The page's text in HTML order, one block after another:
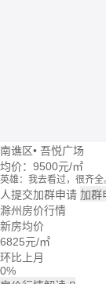
南谯区• 吾悦广场
均价： 9500元/㎡
英雄：我去看过，很齐全
牛转乾坤：这个楼盘价格
回忆：我建议你们去楼盘
大头：也可以直接咨询置
吃了么：什么时候大家一
蓝天：上周我已经签合同
雪花飘飘：好的呢。
人提交加群申请 加群
滁州房价行情
新房均价
6825元/㎡
环比上月
0%